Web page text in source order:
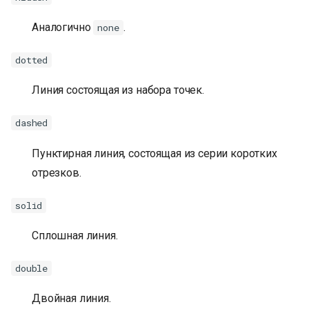
Аналогично none .
dotted
Линия состоящая из набора точек.
dashed
Пунктирная линия, состоящая из серии коротких
отрезков.
solid
Сплошная линия.
double
Двойная линия.